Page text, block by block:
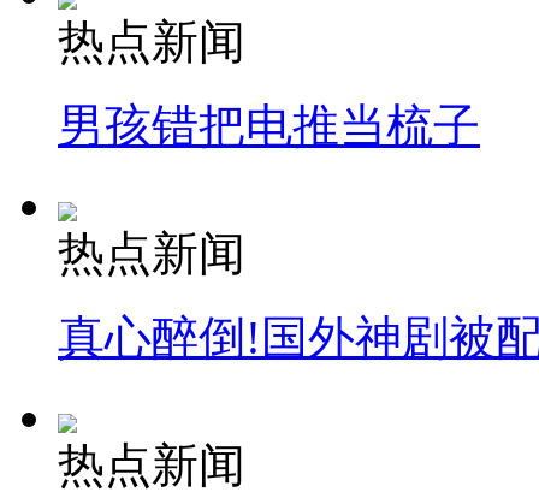
热点新闻
男孩错把电推当梳子
热点新闻
真心醉倒!国外神剧被
热点新闻